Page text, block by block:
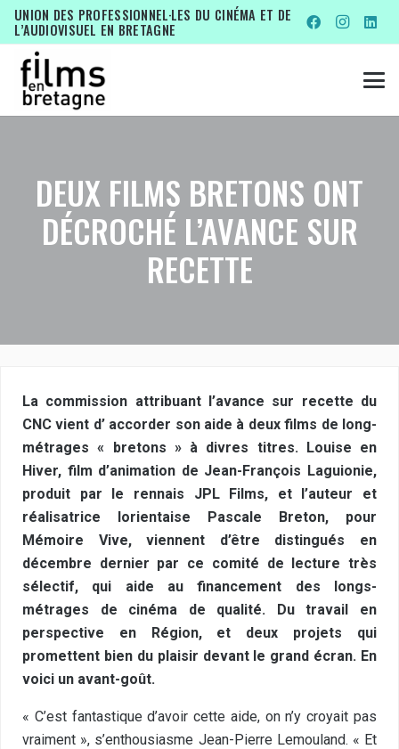
UNION DES PROFESSIONNEL·LES DU CINÉMA ET DE
L’AUDIOVISUEL EN BRETAGNE
DEUX FILMS BRETONS ONT
DÉCROCHÉ L’AVANCE SUR
RECETTE
La commission attribuant l’avance sur recette du
CNC vient d’ accorder son aide à deux films de long-
métrages « bretons » à divres titres. Louise en
Hiver, film d’animation de Jean-François Laguionie,
produit par le rennais JPL Films, et l’auteur et
réalisatrice lorientaise Pascale Breton, pour
Mémoire Vive, viennent d’être distingués en
décembre dernier par ce comité de lecture très
sélectif, qui aide au financement des longs-
métrages de cinéma de qualité. Du travail en
perspective en Région, et deux projets qui
promettent bien du plaisir devant le grand écran. En
voici un avant-goût.
« C’est fantastique d’avoir cette aide, on n’y croyait pas
vraiment », s’enthousiasme Jean-Pierre Lemouland. « Et